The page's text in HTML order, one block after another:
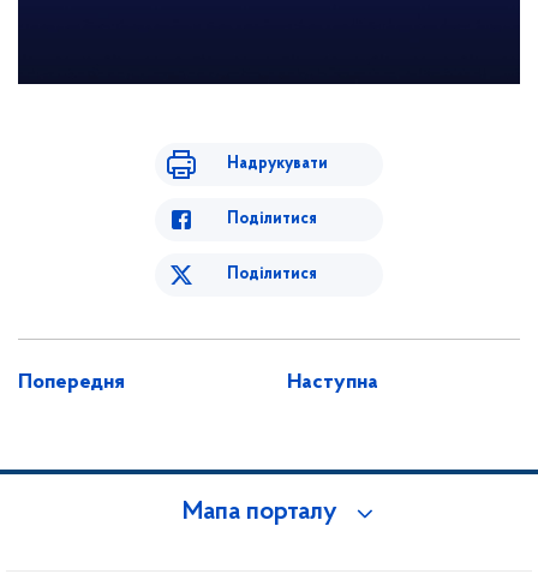
Надрукувати
Поділитися
Поділитися
Попередня Наступна
Мапа порталу